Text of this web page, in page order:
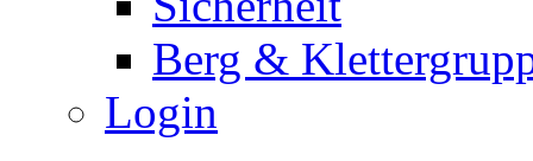
Berg &
Login